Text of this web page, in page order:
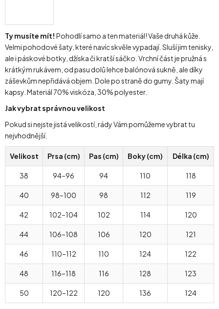
Ty musíte mít! Pohodlí samo a ten materiál! Vaše druhá kůže.
Velmi pohodové šaty, které navíc skvěle vypadají. Sluší jim tenisky,
ale i páskové botky, džíska či kratší sáčko. Vrchní část je pružná s
krátkým rukávem, od pasu dolů lehce balónová sukně, ale díky
záševkům nepřidává objem. Dole po straně do gumy. Šaty mají
kapsy. Materiál 70% viskóza, 30% polyester.
Jak vybrat správnou velikost
Pokud si nejste jistá velikostí, rády Vám pomůžeme vybrat tu
nejvhodnější.
Velikost Prsa (cm) Pas (cm) Boky (cm) Délka (cm)
38 94–96 94 110 118
40 98–100 98 112 119
42 102–104 102 114 120
44 106–108 106 120 121
46 110–112 110 124 122
48 116–118 116 128 123
50 120–122 120 136 124